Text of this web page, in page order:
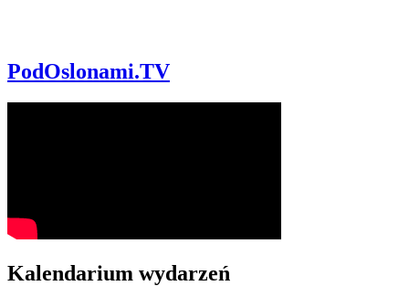
PodOslonami.TV
Kalendarium wydarzeń